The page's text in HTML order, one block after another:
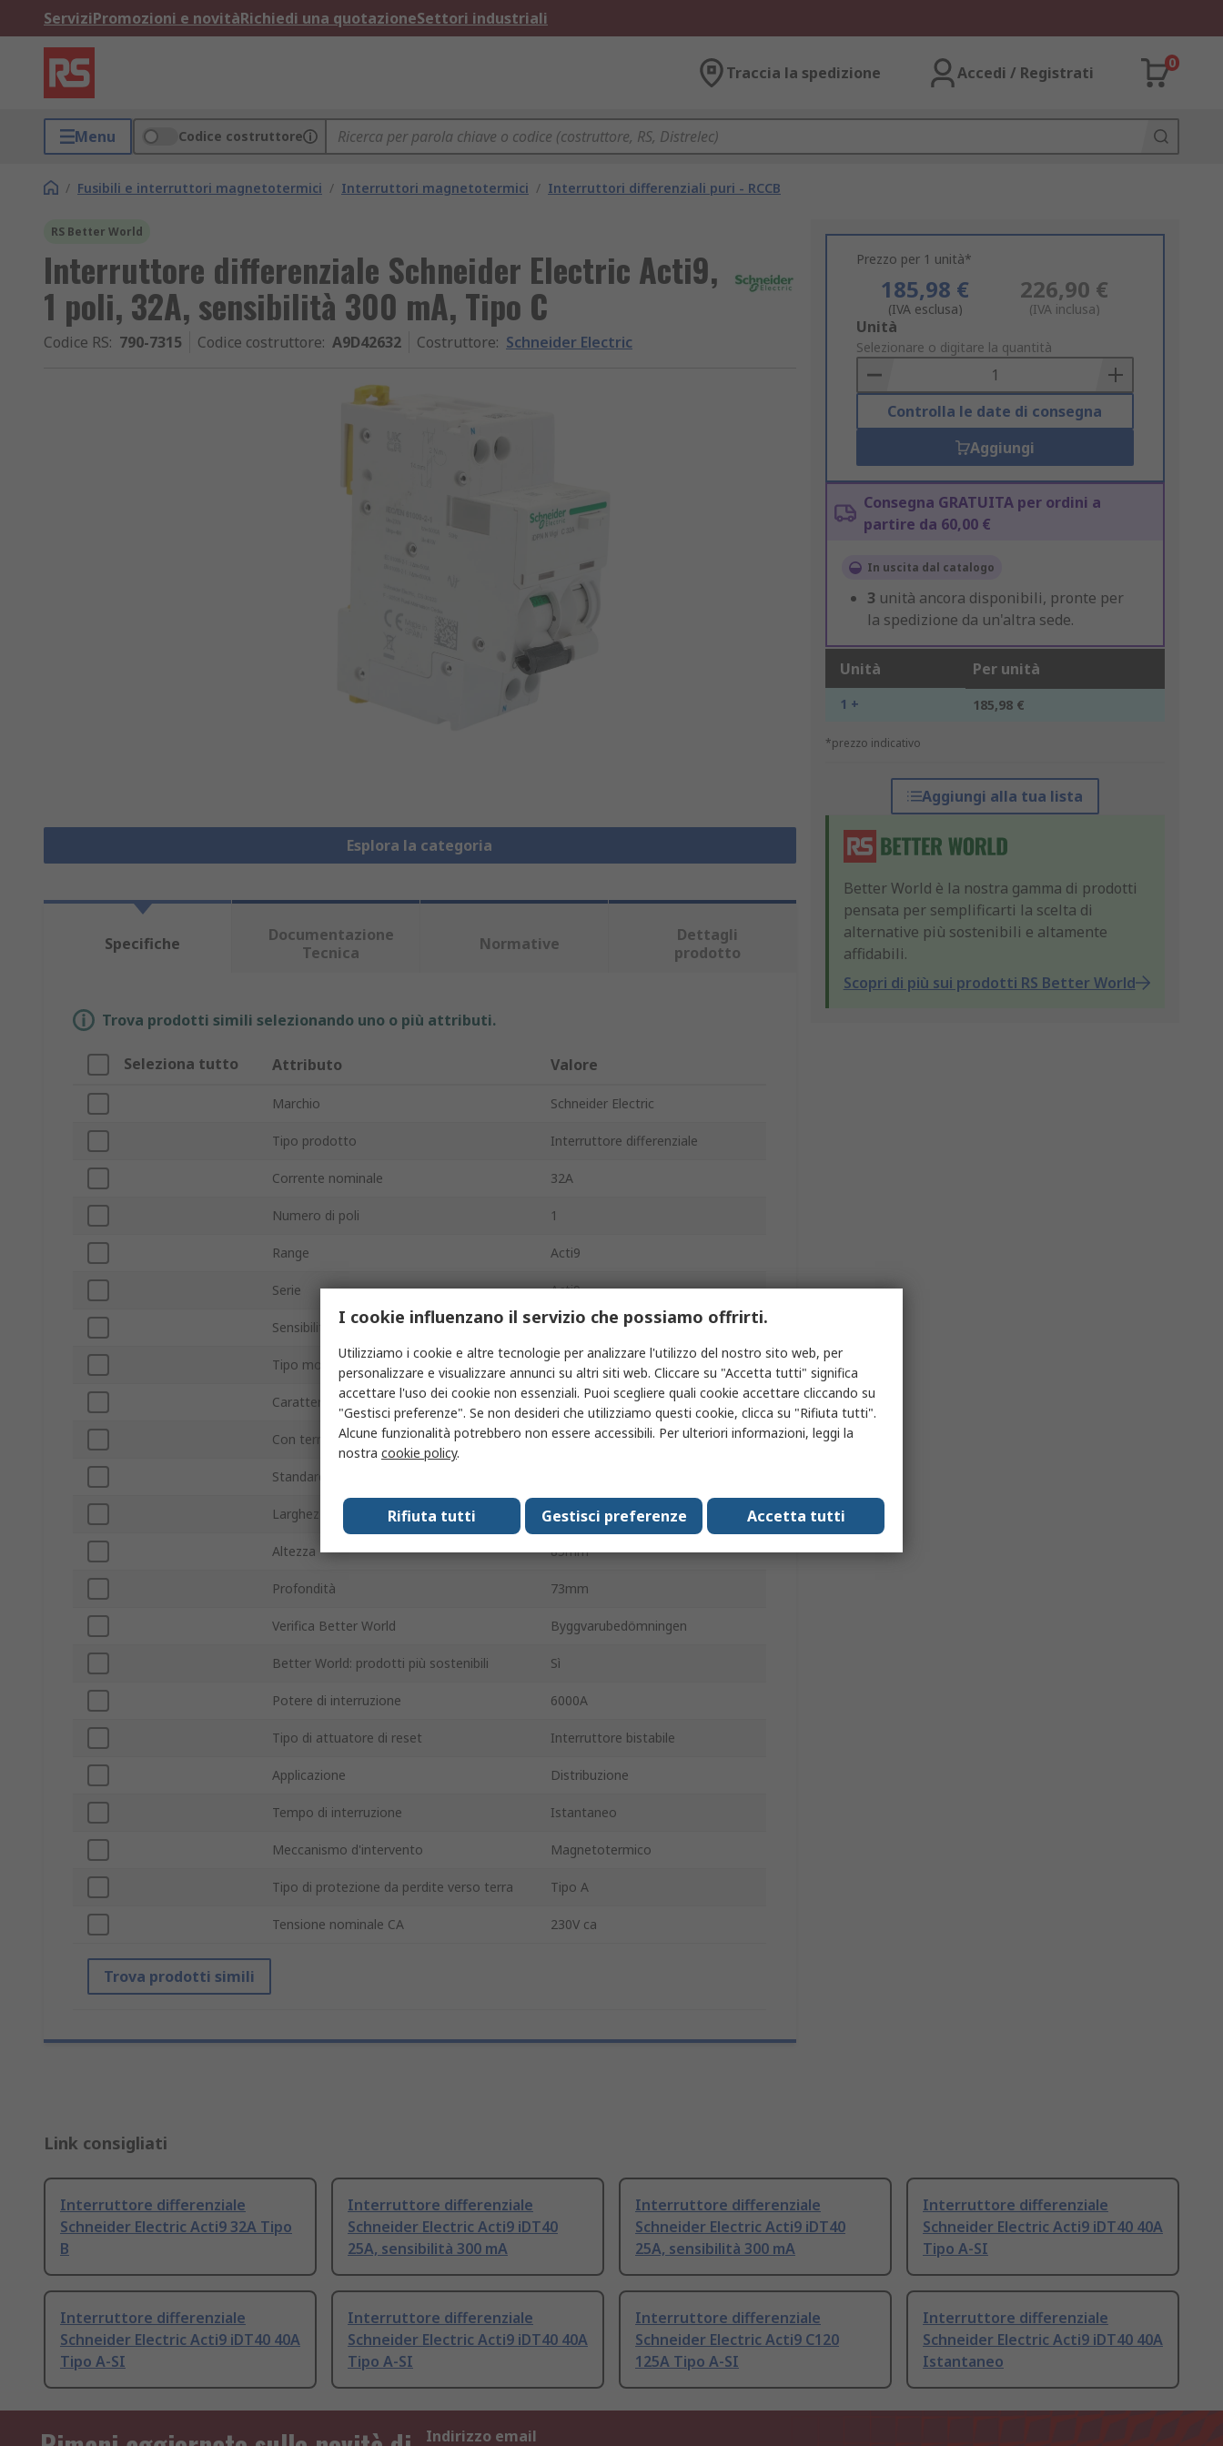
ServiziPromozioni e novitàRichiedi una quotazioneSettori industriali
Traccia la spedizione Accedi / Registrati
0
Menu Codice costruttore
/ Fusibili e interruttori magnetotermici / Interruttori magnetotermici / Interruttori differenziali puri - RCCB
RS Better World
Interruttore differenziale Schneider Electric Acti9,
1 poli, 32A, sensibilità 300 mA, Tipo C
Codice RS: 790-7315 Codice costruttore: A9D42632 Costruttore: Schneider Electric
Esplora la categoria
Prezzo per 1 unità*
185,98 €
(IVA esclusa)
226,90 €
(IVA inclusa)
Add
to
Basket
Unità
Selezionare o digitare la quantità
Controlla le date di consegna
Aggiungi
Consegna GRATUITA per ordini a
partire da 60,00 €
In uscita dal catalogo
3 unità ancora disponibili, pronte per
la spedizione da un'altra sede.
Unità Per unità
1 + 185,98 €
*prezzo indicativo
Aggiungi alla tua lista
Better World è la nostra gamma di prodotti
pensata per semplificarti la scelta di
alternative più sostenibili e altamente
affidabili.
Scopri di più sui prodotti RS Better World
Specifiche
Documentazione
Tecnica
Normative
Dettagli
prodotto
Trova prodotti simili selezionando uno o più attributi.
Seleziona tutto Attributo Valore
Marchio Schneider Electric
Tipo prodotto Interruttore differenziale
Corrente nominale 32A
Numero di poli 1
Range Acti9
Serie Acti9
Sensibilità di intervento 300mA
Tipo montaggio Guida DIN
Caratteristica di intervento Tipo C
Con terminazione/senza terminazione Singolo
Standard/Approvazioni
Larghezza 36mm
Altezza 85mm
Profondità 73mm
Verifica Better World Byggvarubedömningen
Better World: prodotti più sostenibili Sì
Potere di interruzione 6000A
Tipo di attuatore di reset Interruttore bistabile
Applicazione Distribuzione
Tempo di interruzione Istantaneo
Meccanismo d'intervento Magnetotermico
Tipo di protezione da perdite verso terra Tipo A
Tensione nominale CA 230V ca
Trova prodotti simili
Link consigliati
Interruttore differenziale
Schneider Electric Acti9 32A Tipo
B
Interruttore differenziale
Schneider Electric Acti9 iDT40
25A, sensibilità 300 mA
Interruttore differenziale
Schneider Electric Acti9 iDT40
25A, sensibilità 300 mA
Interruttore differenziale
Schneider Electric Acti9 iDT40 40A
Tipo A-SI
Interruttore differenziale
Schneider Electric Acti9 iDT40 40A
Tipo A-SI
Interruttore differenziale
Schneider Electric Acti9 iDT40 40A
Tipo A-SI
Interruttore differenziale
Schneider Electric Acti9 C120
125A Tipo A-SI
Interruttore differenziale
Schneider Electric Acti9 iDT40 40A
Istantaneo
Indirizzo email
I cookie influenzano il servizio che possiamo offrirti.
Utilizziamo i cookie e altre tecnologie per analizzare l'utilizzo del nostro sito web, per
personalizzare e visualizzare annunci su altri siti web. Cliccare su "Accetta tutti" significa
accettare l'uso dei cookie non essenziali. Puoi scegliere quali cookie accettare cliccando su
"Gestisci preferenze". Se non desideri che utilizziamo questi cookie, clicca su "Rifiuta tutti".
Alcune funzionalità potrebbero non essere accessibili. Per ulteriori informazioni, leggi la
nostra cookie policy.
Accetta tutti
Gestisci preferenze
Rifiuta tutti